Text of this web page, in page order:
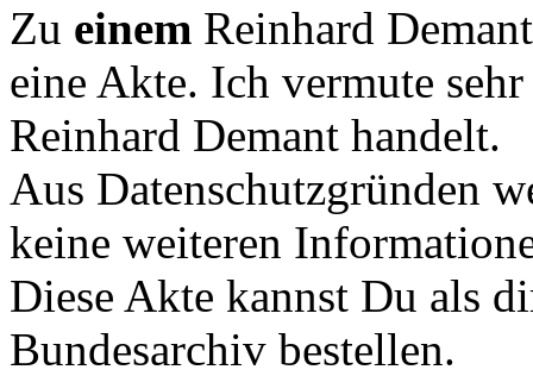
Zu einem Reinhard
eine Akte. Ich vermute
Reinhard Demant handelt.
Aus Datenschutzgründen
keine weiteren
Diese Akte kannst Du als
Bundesarchiv bestellen.